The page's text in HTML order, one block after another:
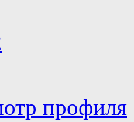
профиля